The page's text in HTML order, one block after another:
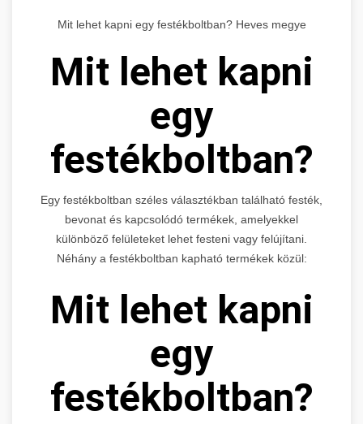
Mit lehet kapni egy festékboltban? Heves megye
Mit lehet kapni
egy
festékboltban?
Egy festékboltban széles választékban található festék,
bevonat és kapcsolódó termékek, amelyekkel
különböző felületeket lehet festeni vagy felújítani.
Néhány a festékboltban kapható termékek közül:
Mit lehet kapni
egy
festékboltban?